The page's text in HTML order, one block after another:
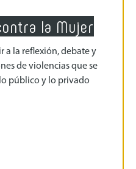
la Mujer
a la reflexión, debate y
de violencias que se
público y lo privado